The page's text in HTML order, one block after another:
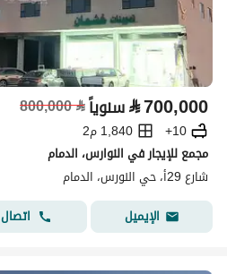
⃁700,000 سنوياً⃁
800,000
10+
1,840 م2
مجمع للإيجار في النوارس، الدمام
شارع 29أ، حي النورس، الدمام
الإيميل
اتصال